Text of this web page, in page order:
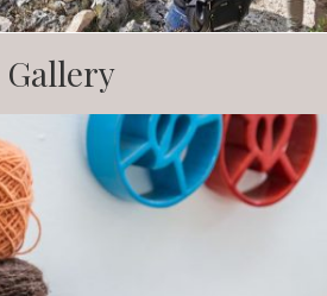
Gallery